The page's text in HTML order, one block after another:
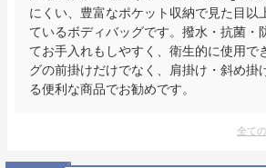
にくい、豊富なポケット収納で見た目以
ているボディバッグです。撥水・抗菌・
てお手入れもしやすく、衛生的に使用で
グの前掛けだけでなく、肩掛け・斜め掛
る便利な商品でお勧めです。
全て